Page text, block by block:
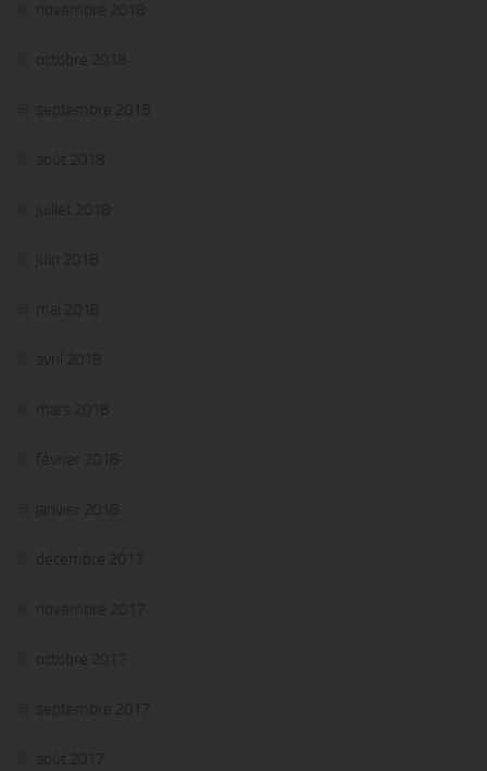
novembre 2018
octobre 2018
septembre 2018
août 2018
juillet 2018
juin 2018
mai 2018
avril 2018
mars 2018
février 2018
janvier 2018
décembre 2017
novembre 2017
octobre 2017
septembre 2017
août 2017